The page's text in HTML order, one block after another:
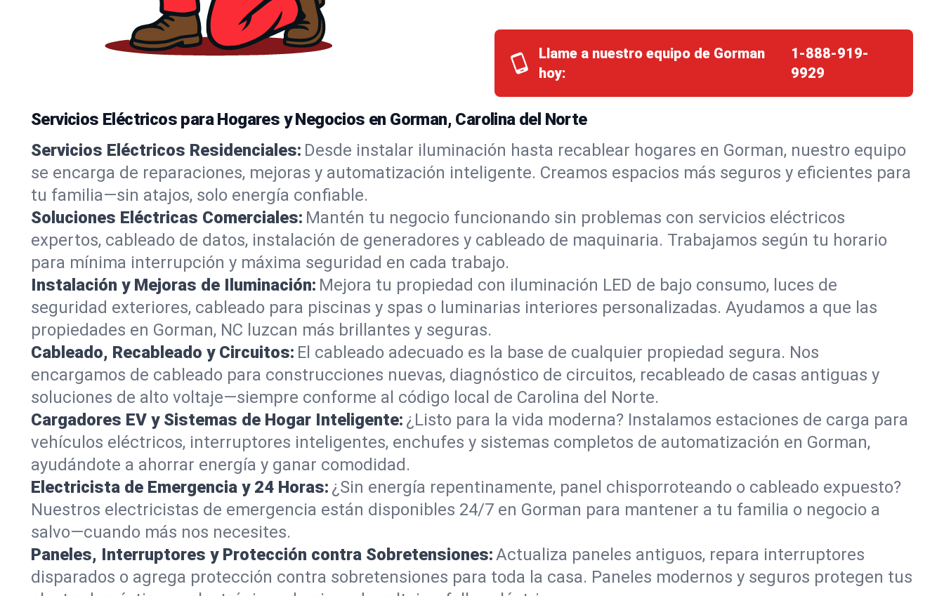
Llame a nuestro equipo de Gorman
hoy:
1-888-919-
9929
Servicios Eléctricos para Hogares y Negocios en Gorman, Carolina del Norte
Servicios Eléctricos Residenciales: Desde instalar iluminación hasta recablear hogares en Gorman, nuestro equipo
se encarga de reparaciones, mejoras y automatización inteligente. Creamos espacios más seguros y eficientes para
tu familia—sin atajos, solo energía confiable.
Soluciones Eléctricas Comerciales: Mantén tu negocio funcionando sin problemas con servicios eléctricos
expertos, cableado de datos, instalación de generadores y cableado de maquinaria. Trabajamos según tu horario
para mínima interrupción y máxima seguridad en cada trabajo.
Instalación y Mejoras de Iluminación: Mejora tu propiedad con iluminación LED de bajo consumo, luces de
seguridad exteriores, cableado para piscinas y spas o luminarias interiores personalizadas. Ayudamos a que las
propiedades en Gorman, NC luzcan más brillantes y seguras.
Cableado, Recableado y Circuitos: El cableado adecuado es la base de cualquier propiedad segura. Nos
encargamos de cableado para construcciones nuevas, diagnóstico de circuitos, recableado de casas antiguas y
soluciones de alto voltaje—siempre conforme al código local de Carolina del Norte.
Cargadores EV y Sistemas de Hogar Inteligente: ¿Listo para la vida moderna? Instalamos estaciones de carga para
vehículos eléctricos, interruptores inteligentes, enchufes y sistemas completos de automatización en Gorman,
ayudándote a ahorrar energía y ganar comodidad.
Electricista de Emergencia y 24 Horas: ¿Sin energía repentinamente, panel chisporroteando o cableado expuesto?
Nuestros electricistas de emergencia están disponibles 24/7 en Gorman para mantener a tu familia o negocio a
salvo—cuando más nos necesites.
Paneles, Interruptores y Protección contra Sobretensiones:Actualiza paneles antiguos, repara interruptores
disparados o agrega protección contra sobretensiones para toda la casa. Paneles modernos y seguros protegen tus